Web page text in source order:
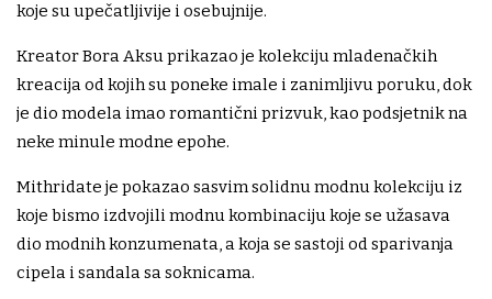
koje su upečatljivije i osebujnije.
Kreator Bora Aksu prikazao je kolekciju mladenačkih
kreacija od kojih su poneke imale i zanimljivu poruku, dok
je dio modela imao romantični prizvuk, kao podsjetnik na
neke minule modne epohe.
Mithridate je pokazao sasvim solidnu modnu kolekciju iz
koje bismo izdvojili modnu kombinaciju koje se užasava
dio modnih konzumenata, a koja se sastoji od sparivanja
cipela i sandala sa soknicama.